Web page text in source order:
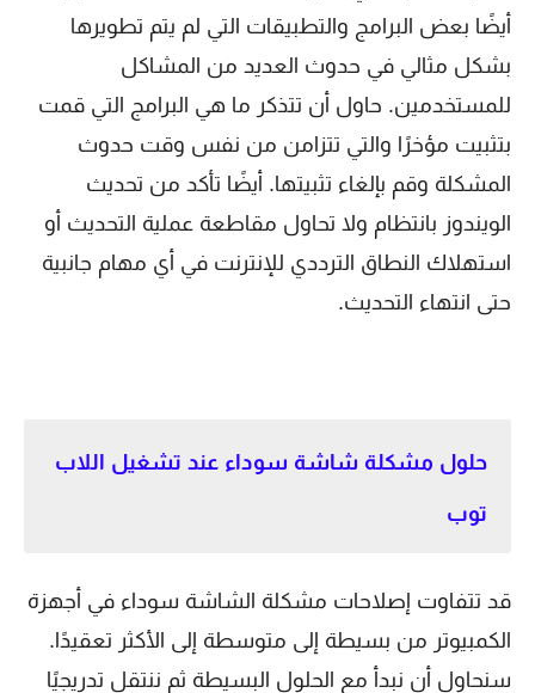
أيضًا بعض البرامج والتطبيقات التي لم يتم تطويرها
بشكل مثالي في حدوث العديد من المشاكل
للمستخدمين. حاول أن تتذكر ما هي البرامج التي قمت
بتثبيت مؤخرًا والتي تتزامن من نفس وقت حدوث
المشكلة وقم بإلغاء تثبيتها. أيضًا تأكد من تحديث
الويندوز بانتظام ولا تحاول مقاطعة عملية التحديث أو
استهلاك النطاق الترددي للإنترنت في أي مهام جانبية
حتى انتهاء التحديث.
حلول مشكلة شاشة سوداء عند تشغيل اللاب
توب
قد تتفاوت إصلاحات مشكلة الشاشة سوداء في أجهزة
الكمبيوتر من بسيطة إلى متوسطة إلى الأكثر تعقيدًا.
سنحاول أن نبدأ مع الحلول البسيطة ثم ننتقل تدريجيًا